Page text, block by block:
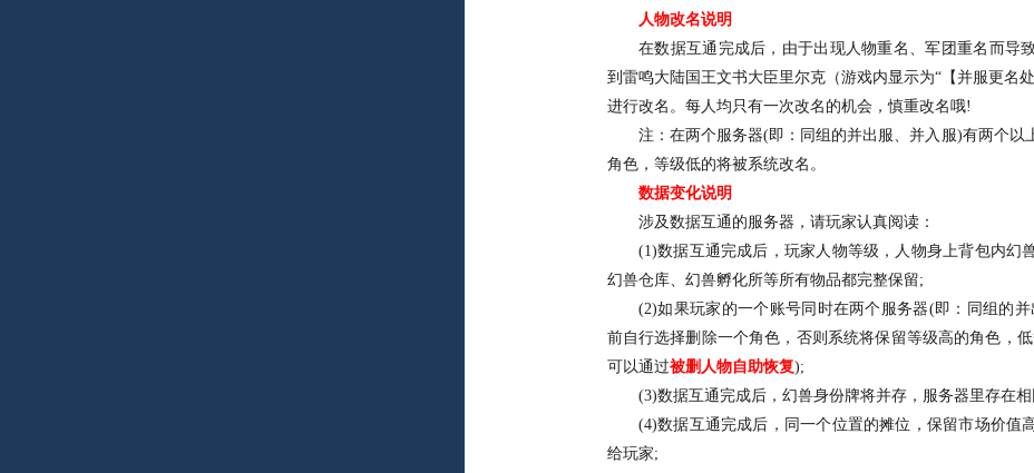
人物改名说明
在数据互通完成后，由于出现人物重名、军团重名而导
到雷鸣大陆国王文书大臣里尔克（游戏内显示为“【并服更名
进行改名。每人均只有一次改名的机会，慎重改名哦!
注：在两个服务器(即：同组的并出服、并入服)有两个以
角色，等级低的将被系统改名。
数据变化说明
涉及数据互通的服务器，请玩家认真阅读：
(1)数据互通完成后，玩家人物等级，人物身上背包内幻兽
幻兽仓库、幻兽孵化所等所有物品都完整保留;
(2)如果玩家的一个账号同时在两个服务器(即：同组的并
前自行选择删除一个角色，否则系统将保留等级高的角色，
可以通过被删人物自助恢复);
(3)数据互通完成后，幻兽身份牌将并存，服务器里存在相
(4)数据互通完成后，同一个位置的摊位，保留市场价值
给玩家;